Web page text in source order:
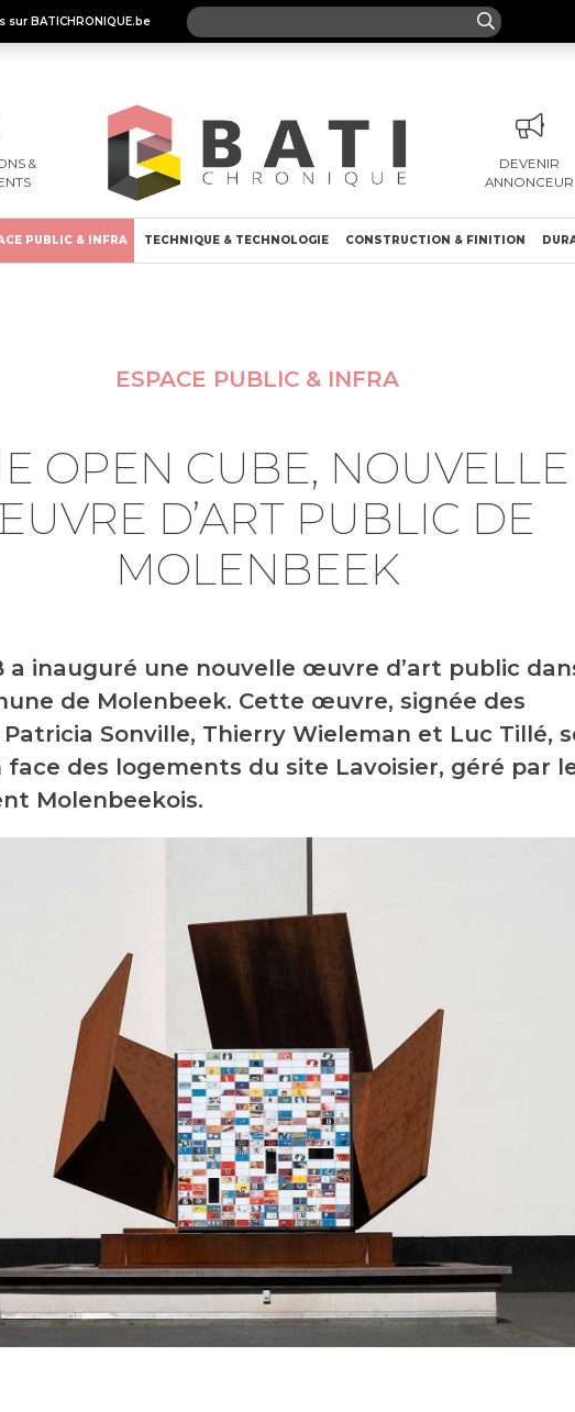
BATICHRONIQUE.be
&
DEVENIR
ANNONCEUR
PUBLIC & INFRA TECHNIQUE & TECHNOLOGIE CONSTRUCTION & FINITION
ESPACE PUBLIC & INFRA
OPEN CUBE, NOUVELLE
D’ART PUBLIC DE
MOLENBEEK
a inauguré une nouvelle œuvre d’art public
de Molenbeek. Cette œuvre, signée des
Sonville, Thierry Wieleman et Luc Tillé,
face des logements du site Lavoisier, géré par
Molenbeekois.